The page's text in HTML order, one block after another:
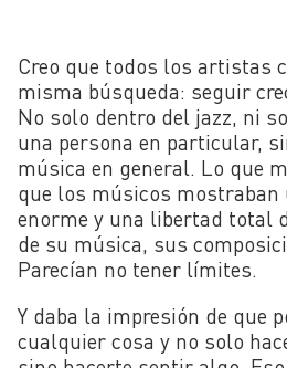
Creo que todos los artistas
misma búsqueda: seguir
No solo dentro del jazz, ni
una persona en particular,
música en general. Lo que
que los músicos mostraban
enorme y una libertad total
de su música, sus
Parecían no tener límites.
Y daba la impresión de que
cualquier cosa y no solo